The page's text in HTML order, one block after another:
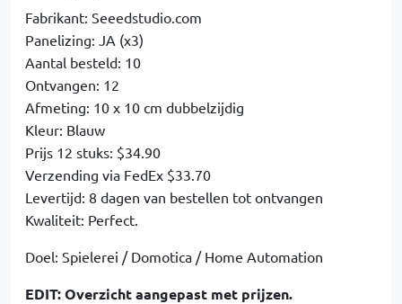
Fabrikant: Seeedstudio.com
Panelizing: JA (x3)
Aantal besteld: 10
Ontvangen: 12
Afmeting: 10 x 10 cm dubbelzijdig
Kleur: Blauw
Prijs 12 stuks: $34.90
Verzending via FedEx $33.70
Levertijd: 8 dagen van bestellen tot ontvangen
Kwaliteit: Perfect.
Doel: Spielerei / Domotica / Home Automation
EDIT: Overzicht aangepast met prijzen.